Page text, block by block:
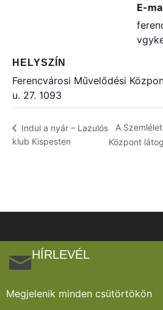
HELYSZÍN
Ferencvárosi Művelődési
u. 27. 1093
E-
Indul a nyár – Lazulós
klub Kispesten
A
Központ
HÍRLEVÉL
Megjelenik minden csütörtökön